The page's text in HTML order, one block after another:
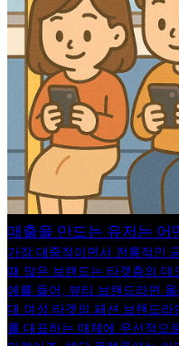
매출을 만드는 유저는 어
가장 대중적이면서 전통적인
때 많은 브랜드는 타겟층의 데
예를 들어, 뷰티 브랜드라면
대 여성 타겟의 패션 브랜드라
를 대표하는 매체에 우선적으